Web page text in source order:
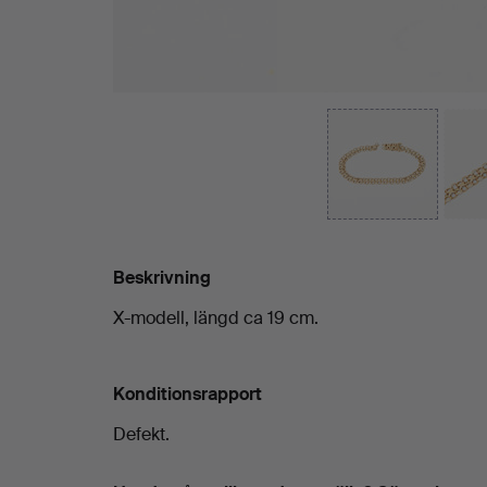
Beskrivning
X-modell, längd ca 19 cm.
Konditionsrapport
Defekt.